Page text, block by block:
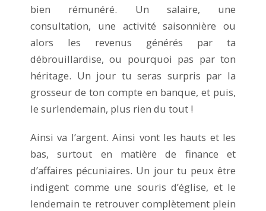
bien rémunéré. Un salaire, une
consultation, une activité saisonnière ou
alors les revenus générés par ta
débrouillardise, ou pourquoi pas par ton
héritage. Un jour tu seras surpris par la
grosseur de ton compte en banque, et puis,
le surlendemain, plus rien du tout !
Ainsi va l’argent. Ainsi vont les hauts et les
bas, surtout en matière de finance et
d’affaires pécuniaires. Un jour tu peux être
indigent comme une souris d’église, et le
lendemain te retrouver complètement plein